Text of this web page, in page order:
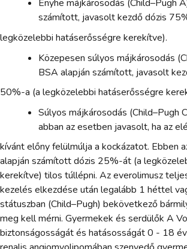
Enyhe májkárosodás (Child–Pugh
számított, javasolt kezdő dózis
legközelebbi hatáserősségre kerekítve).
Közepesen súlyos májkárosodás
BSA alapján számított, javasolt
50%-a (a legközelebbi hatáserősségre
Súlyos májkárosodás (Child–Pugh
abban az esetben javasolt, ha az
kívánt előny felülmúlja a kockázatot. Ebben
alapján számított dózis 25%-át (a
kerekítve) tilos túllépni. Az everolimusz
kezelés elkezdése után legalább 1 héttel
státuszban (Child–Pugh) bekövetkező
meg kell mérni. Gyermekek és serdülők A
biztonságosságát és hatásosságát 0 - 18